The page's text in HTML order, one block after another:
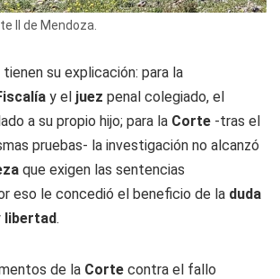
II de Mendoza.
su explicación: para la
y el juez penal colegiado, el
a su propio hijo; para la Corte -tras el
pruebas- la investigación no alcanzó
que exigen las sentencias
eso le concedió el beneficio de la duda
libertad.
de la Corte contra el fallo